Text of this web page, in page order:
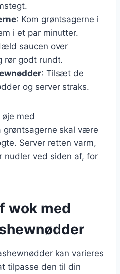
: Kom grøntsagerne i
i et par minutter.
saucen over
rør godt rundt.
: Tilsæt de
og server straks.
med
grøntsagerne skal være
Server retten varm,
nudler ved siden af, for
wok med
kan varieres
tilpasse den til din